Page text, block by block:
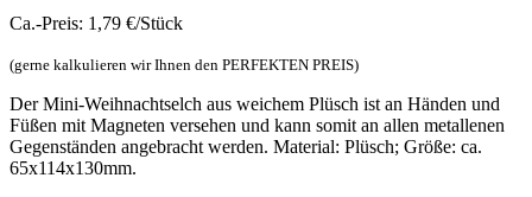
Ca.-Preis: 1,79 €/Stück
(gerne kalkulieren wir Ihnen den PERFEKTEN PREIS)
Der Mini-Weihnachtselch aus weichem Plüsch ist an Händen und
Füßen mit Magneten versehen und kann somit an allen metallenen
Gegenständen angebracht werden. Material: Plüsch; Größe: ca.
65x114x130mm.